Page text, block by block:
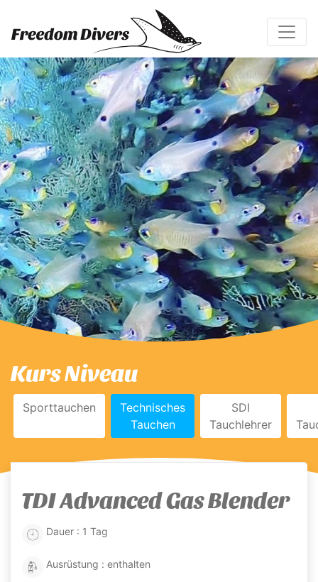
Kurs Niveau
Sporttauchen
Technisches
Tauchen
SDI
Tauchlehrer
TDI Advanced Gas Blender
Dauer : 1 Tag
Ausrüstung : enthalten